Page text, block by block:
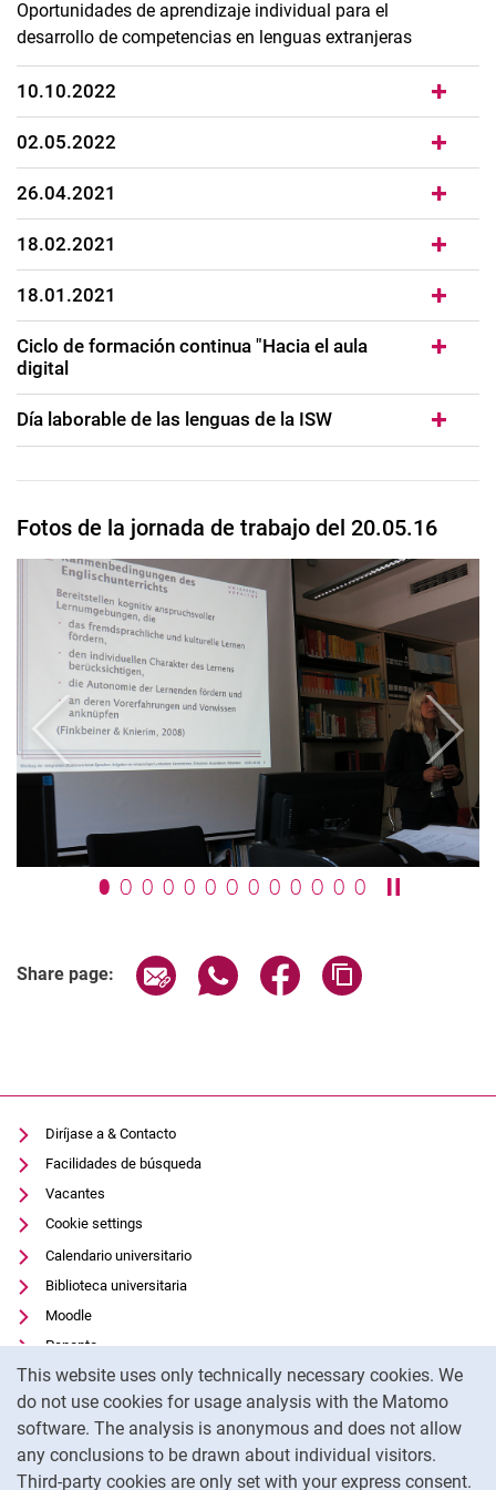
This website uses only technically necessary cookies. We
do not use cookies for usage analysis with the Matomo
software. The analysis is anonymous and does not allow
any conclusions to be drawn about individual visitors.
Third-party cookies are only set with your express consent.
Oportunidades de aprendizaje individual para el
desarrollo de competencias en lenguas extranjeras
10.10.2022
02.05.2022
26.04.2021
18.02.2021
18.01.2021
Ciclo de formación continua "Hacia el aula
digital
Día laborable de las lenguas de la ISW
Fotos de la jornada de trabajo del 20.05.16
Pause /
Previous Next
Share page: Share page via email
Share page via WhatsApp
Share page via
Diríjase a & Contacto
Facilidades de búsqueda
Vacantes
Cookie settings
Calendario universitario
Biblioteca universitaria
Moodle
Panopto
Protección de datos
Accesibilidad
Uso transparente de la IA